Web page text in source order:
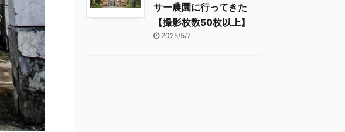
サー農園に行ってきた
【撮影枚数50枚以上】
2025/5/7